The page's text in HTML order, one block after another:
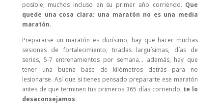
posible, muchos incluso en su primer año corriendo. Que
quede una cosa clara: una maratón no es una media
maratón.
Prepararse un maratón es durísimo, hay que hacer muchas
sesiones de fortalecimiento, tiradas larguísimas, días de
series, 5-7 entrenamientos por semana… además, hay que
tener una buena base de kilómetros detrás para no
lesionarse. Así que si tienes pensado prepararte ese maratón
antes de que terminen tus primeros 365 días corriendo, te lo
desaconsejamos.